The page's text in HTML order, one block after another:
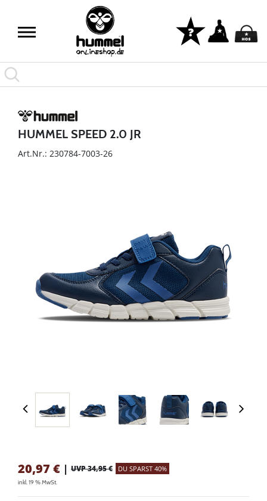
HUMMEL SPEED 2.0 JR
Art.Nr.: 230784-7003-26
20,97 € | UVP 34,95 € DU SPARST 40%
inkl. 19 % MwSt.